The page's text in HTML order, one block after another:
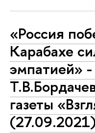
«Россия
Карабахе
эмпатией» -
газеты